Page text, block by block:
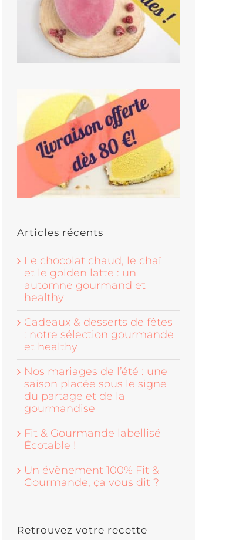
Articles récents
Le chocolat chaud, le chaï
et le golden latte : un
automne gourmand et
healthy
Cadeaux & desserts de fêtes
: notre sélection gourmande
et healthy
Nos mariages de l’été : une
saison placée sous le signe
du partage et de la
gourmandise
Fit & Gourmande labellisé
Écotable !
Un évènement 100% Fit &
Gourmande, ça vous dit ?
Retrouvez votre recette